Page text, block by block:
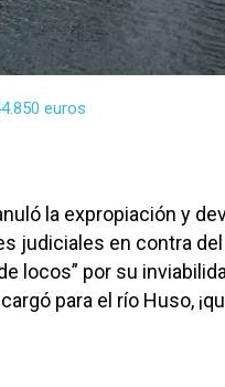
euros
la expropiación y
judiciales en contra del
locos” por su
para el río Huso,